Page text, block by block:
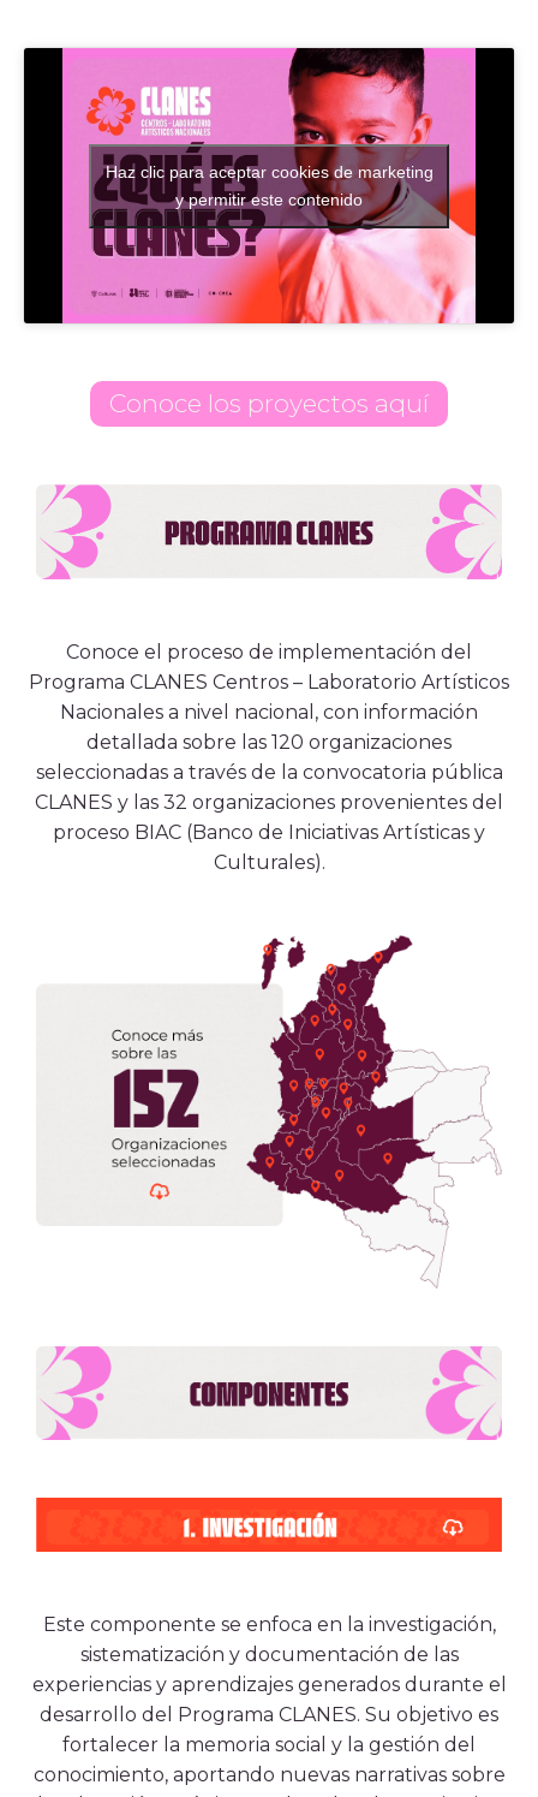
Haz clic para aceptar cookies de marketing
y permitir este contenido
Conoce los proyectos aquí
Conoce el proceso de implementación del
Programa CLANES Centros – Laboratorio Artísticos
Nacionales a nivel nacional, con información
detallada sobre las 120 organizaciones
seleccionadas a través de la convocatoria pública
CLANES y las 32 organizaciones provenientes del
proceso BIAC (Banco de Iniciativas Artísticas y
Culturales).
Este componente se enfoca en la investigación,
sistematización y documentación de las
experiencias y aprendizajes generados durante el
desarrollo del Programa CLANES. Su objetivo es
fortalecer la memoria social y la gestión del
conocimiento, aportando nuevas narrativas sobre